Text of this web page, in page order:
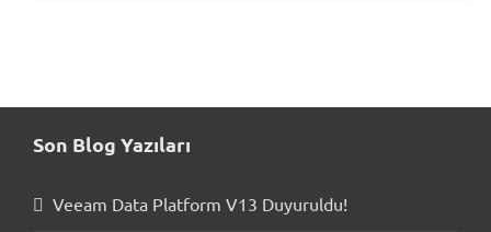
Son Blog Yazıları
Veeam Data Platform V13 Duyuruldu!